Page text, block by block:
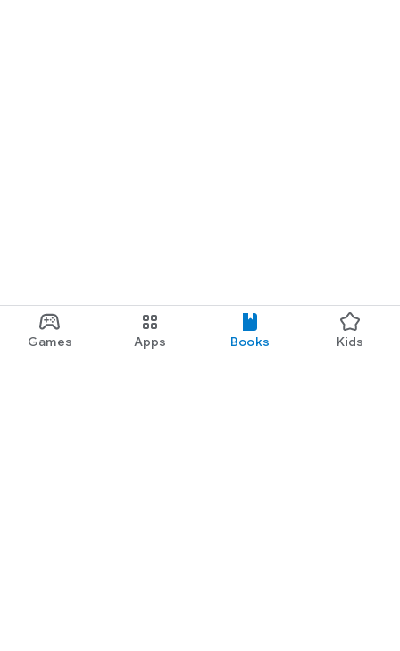
Games Apps Books Kids